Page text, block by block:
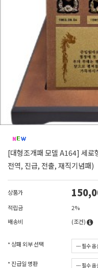
[대형조개패 모델 A164] 세로
전역, 진급, 전출, 재직기념패)
상품가
적립금
2%
배송비
(조건)
* 상패 외부 선택
* 진급일 명판